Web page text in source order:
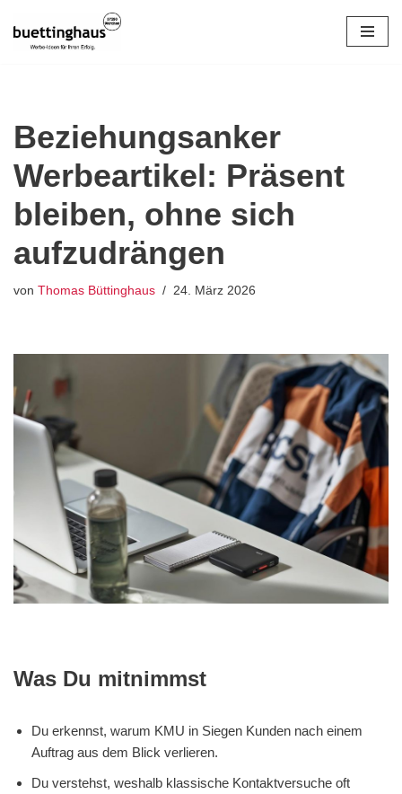
Zum
Beziehungsanker
Werbeartikel: Präsent
bleiben, ohne sich
aufzudrängen
von Thomas Büttinghaus 24. März 2026
Was Du mitnimmst
Du erkennst, warum KMU in Siegen Kunden nach einem
Auftrag aus dem Blick verlieren.
Du verstehst, weshalb klassische Kontaktversuche oft